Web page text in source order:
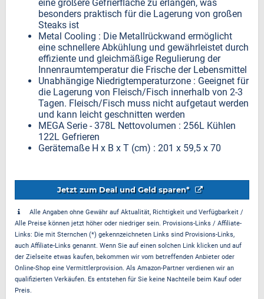
eine größere Gefrierfläche zu erlangen, was
besonders praktisch für die Lagerung von großen
Steaks ist
Metal Cooling : Die Metallrückwand ermöglicht
eine schnellere Abkühlung und gewährleistet durch
effiziente und gleichmäßige Regulierung der
Innenraumtemperatur die Frische der Lebensmittel
Unabhängige Niedrigtemperaturzone : Geeignet für
die Lagerung von Fleisch/Fisch innerhalb von 2-3
Tagen. Fleisch/Fisch muss nicht aufgetaut werden
und kann leicht geschnitten werden
MEGA Serie - 378L Nettovolumen : 256L Kühlen
122L Gefrieren
Gerätemaße H x B x T (cm) : 201 x 59,5 x 70
Jetzt zum Deal und Geld sparen*
Alle Angaben ohne Gewähr auf Aktualität, Richtigkeit und Verfügbarkeit /
Alle Preise können jetzt höher oder niedriger sein. Provisions-Links / Affiliate-
Links: Die mit Sternchen (*) gekennzeichneten Links sind Provisions-Links,
auch Affiliate-Links genannt. Wenn Sie auf einen solchen Link klicken und auf
der Zielseite etwas kaufen, bekommen wir vom betreffenden Anbieter oder
Online-Shop eine Vermittlerprovision. Als Amazon-Partner verdienen wir an
qualifizierten Verkäufen. Es entstehen für Sie keine Nachteile beim Kauf oder
Preis.